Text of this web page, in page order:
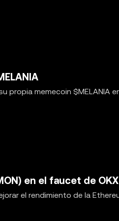
propia memecoin $MELANIA
en el faucet de
el rendimiento de la